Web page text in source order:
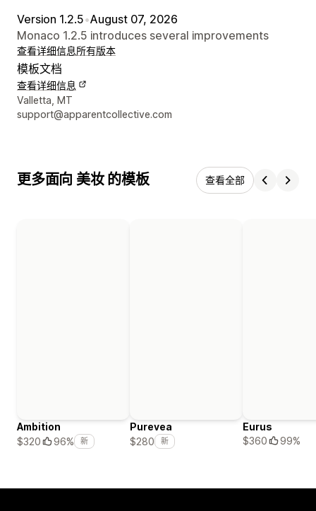
Version 1.2.5•August 07, 2026
Monaco 1.2.5 introduces several improvements
查看详细信息所有版本
模板文档
查看详细信息
设计师联系方式
Valletta, MT
support@apparentcollective.com
更多面向 美妆 的模板 查看全部
Ambition
$320
96% 新
Purevea
$280
新
Eurus
$360
99%